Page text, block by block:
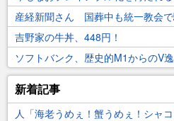
吉野家の牛丼、448円！
ソフトバンク、歴史的M1からのV逸
新着記事